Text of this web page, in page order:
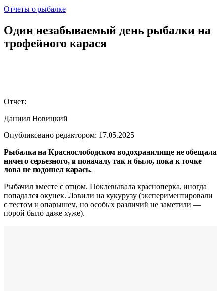
Отчеты о рыбалке
Один незабываемый день рыбалки на
трофейного карася
Отчет:
Даниил Новицкий
Опубликовано редактором: 17.05.2025
Рыбалка на Краснослободском водохранилище не обещала
ничего серьезного, и поначалу так и было, пока к точке
лова не подошел карась.
Рыбачил вместе с отцом. Поклевывала красноперка, иногда
попадался окунек. Ловили на кукурузу (экспериментировали
с тестом и опарышем, но особых различий не заметили —
порой было даже хуже).